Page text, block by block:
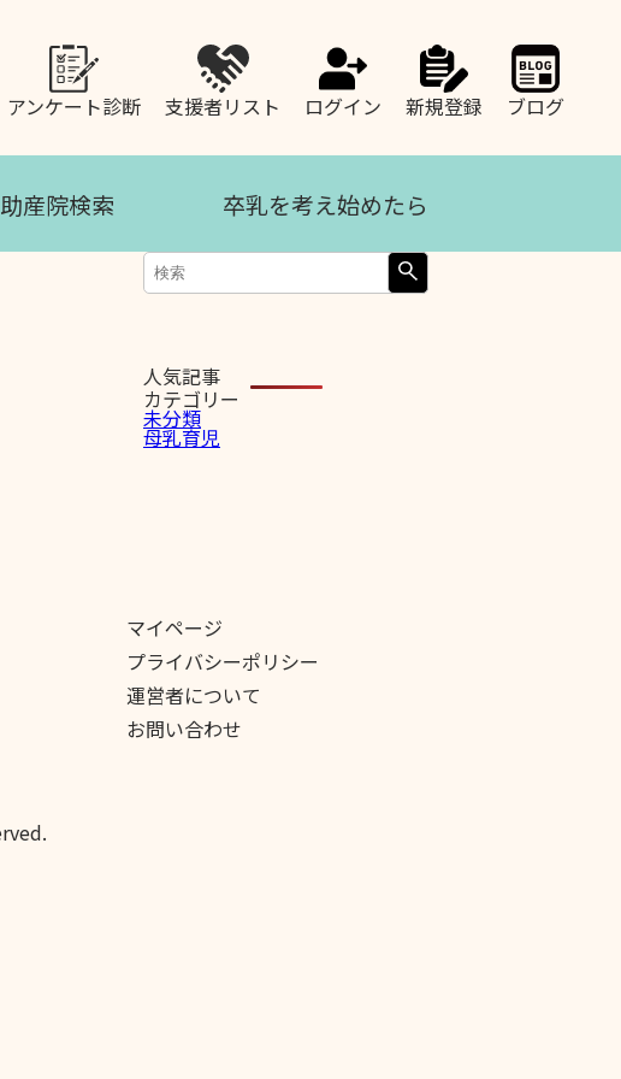
アンケート診断 支援者リスト ログイン 新規登録 ブログ
助産院検索 卒乳を考え始めたら
人気記事
カテゴリー
未分類
母乳育児
マイページ
プライバシーポリシー
運営者について
お問い合わせ